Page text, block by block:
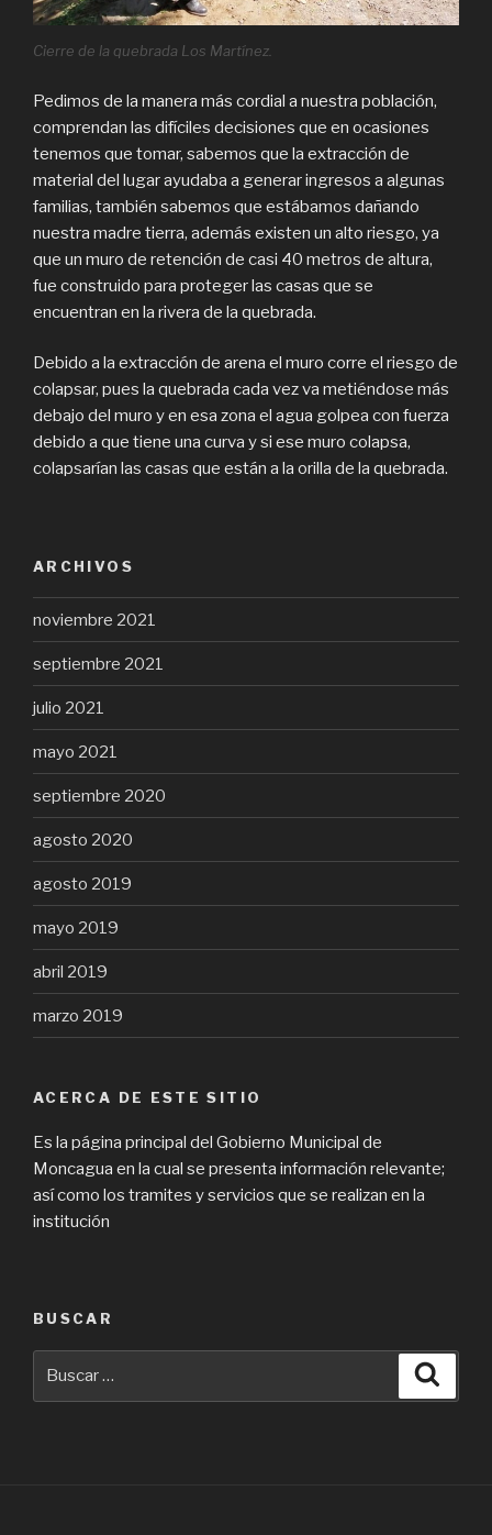
Cierre de la quebrada Los Martínez.
Pedimos de la manera más cordial a nuestra población,
comprendan las difíciles decisiones que en ocasiones
tenemos que tomar, sabemos que la extracción de
material del lugar ayudaba a generar ingresos a algunas
familias, también sabemos que estábamos dañando
nuestra madre tierra, además existen un alto riesgo, ya
que un muro de retención de casi 40 metros de altura,
fue construido para proteger las casas que se
encuentran en la rivera de la quebrada.
Debido a la extracción de arena el muro corre el riesgo de
colapsar, pues la quebrada cada vez va metiéndose más
debajo del muro y en esa zona el agua golpea con fuerza
debido a que tiene una curva y si ese muro colapsa,
colapsarían las casas que están a la orilla de la quebrada.
ARCHIVOS
noviembre 2021
septiembre 2021
julio 2021
mayo 2021
septiembre 2020
agosto 2020
agosto 2019
mayo 2019
abril 2019
marzo 2019
ACERCA DE ESTE SITIO
Es la página principal del Gobierno Municipal de
Moncagua en la cual se presenta información relevante;
así como los tramites y servicios que se realizan en la
institución
BUSCAR